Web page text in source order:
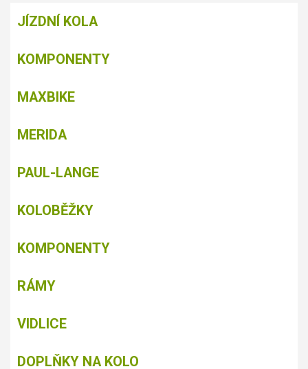
JÍZDNÍ KOLA
KOMPONENTY
MAXBIKE
MERIDA
PAUL-LANGE
KOLOBĚŽKY
KOMPONENTY
RÁMY
VIDLICE
DOPLŇKY NA KOLO